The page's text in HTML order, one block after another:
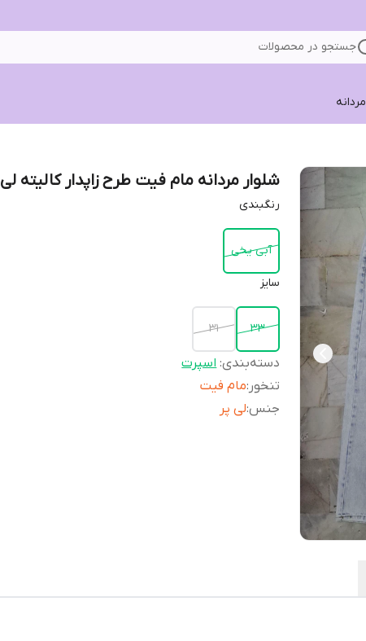
جستجو در محصولات
مردانه
شلوار مردانه مام فیت طرح زاپدار کالیته لی
رنگبندی
آبی یخی
سایز
33
31
دسته‌بندی:اسپرت
تنخور :مام فیت
جنس:لی پر